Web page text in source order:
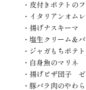
・皮付きポテトの
・イタリアンオム
・揚げナスキーマ
・塩生クリーム＆
・ジャガもちポテト
・白身魚のマリネ
・揚げピザ団子
・豚バラ肉のやわ